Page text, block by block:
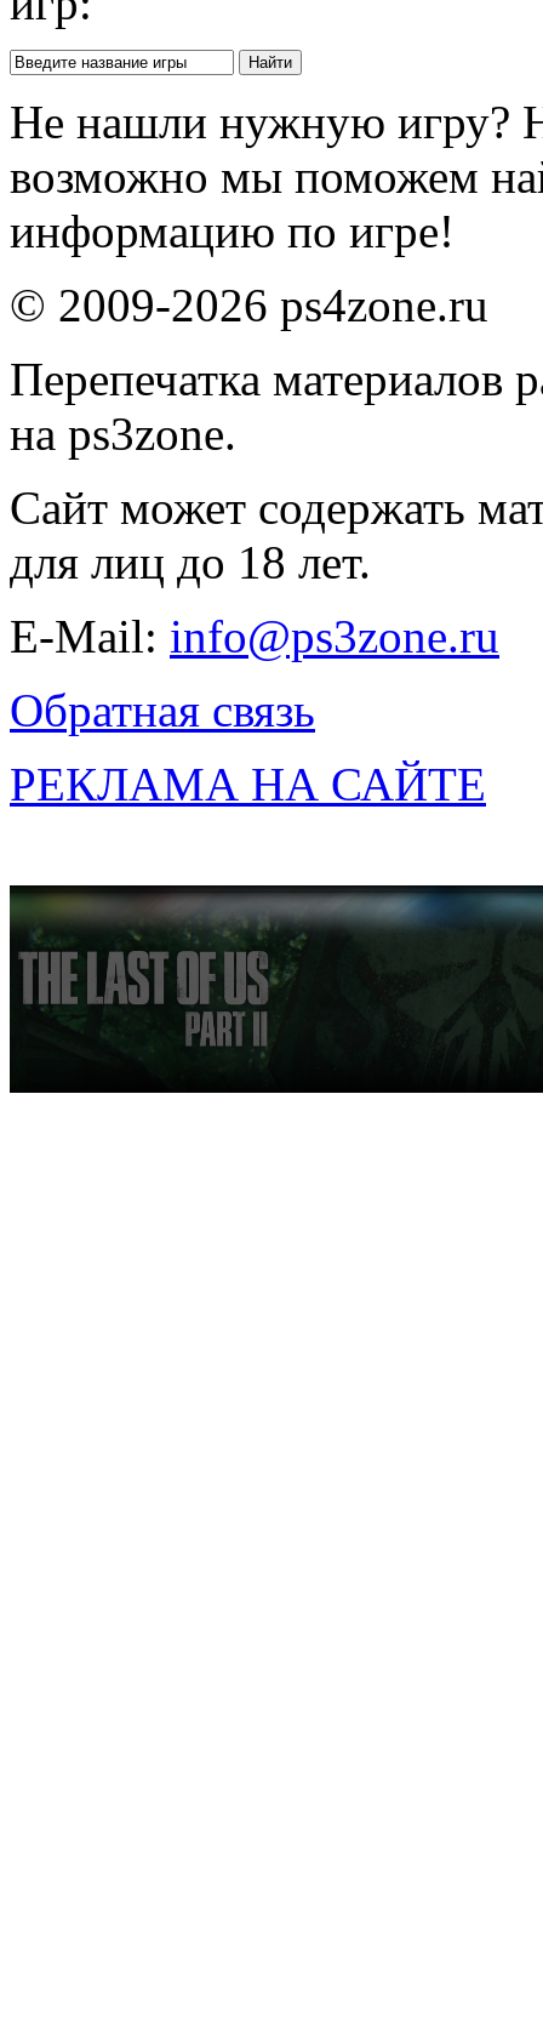
Не нашли нужную игру?
возможно мы поможем
информацию по игре!
© 2009-2026 ps4zone.ru
Перепечатка материалов
на ps3zone.
Сайт может содержать
для лиц до 18 лет.
E-Mail: info@ps3zone.ru
Обратная связь
РЕКЛАМА НА САЙТЕ